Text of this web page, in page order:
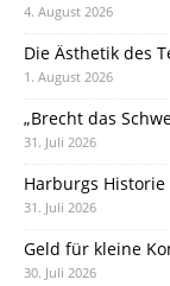
4. August 2026
Die Ästhetik des
1. August 2026
„Brecht das
31. Juli 2026
Harburgs
31. Juli 2026
Geld für kleine
30. Juli 2026